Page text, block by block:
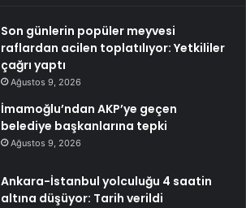
Son günlerin popüler meyvesi
raflardan acilen toplatılıyor: Yetkililer
çağrı yaptı
Ağustos 9, 2026
İmamoğlu’ndan AKP’ye geçen
belediye başkanlarına tepki
Ağustos 9, 2026
Ankara-İstanbul yolculuğu 4 saatin
altına düşüyor: Tarih verildi